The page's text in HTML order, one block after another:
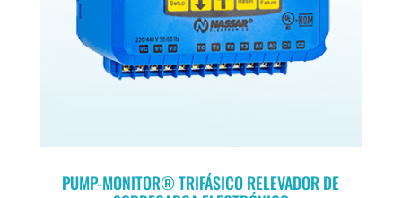
PUMP-MONITOR® TRIFÁSICO RELEVADOR DE